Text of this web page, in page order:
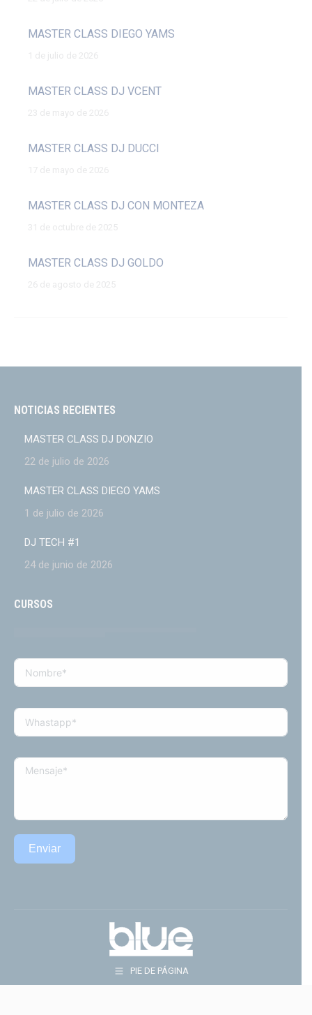
MASTER CLASS DIEGO YAMS
1 de julio de 2026
MASTER CLASS DJ VCENT
23 de mayo de 2026
MASTER CLASS DJ DUCCI
17 de mayo de 2026
MASTER CLASS DJ CON MONTEZA
31 de octubre de 2025
MASTER CLASS DJ GOLDO
26 de agosto de 2025
NOTICIAS RECIENTES
MASTER CLASS DJ DONZIO
22 de julio de 2026
MASTER CLASS DIEGO YAMS
1 de julio de 2026
DJ TECH #1
24 de junio de 2026
CURSOS
Enviar
PIE DE PÁGINA